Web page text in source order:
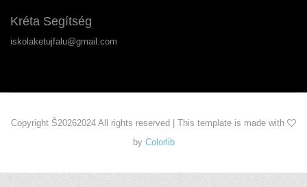
Kréta Segítség
iskolaketujfalu@gmail.com
Copyright Š20262024 All rights reserved | This template is made with
by Colorlib